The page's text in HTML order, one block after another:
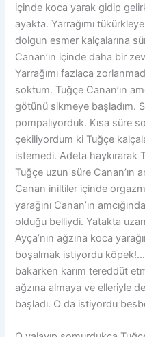
içinde koca yarak gidip
ayakta. Yarrağımı
dolgun esmer kalçalarına
Canan’ın içinde daha bir
Yarrağımı fazlaca
soktum. Tuğçe Canan’ın
götünü sikmeye başladım.
pompalıyorduk. Kısa süre
çekiliyordum ki Tuğçe
istemedi. Adeta haykırarak
Tuğçe uzun süre Canan’ın
Canan iniltiler içinde
yarağını Canan’ın
olduğu belliydi. Yatakta
Ayça’nın ağzına koca
boşalmak istiyordu köpek!…
bakarken karım tereddüt
ağzına almaya ve elleriyle
başladı. O da istiyordu